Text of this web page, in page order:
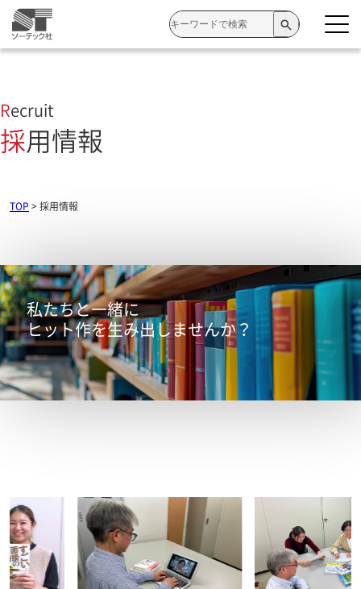
検
索:
Recruit
採用情報
TOP >採用情報
私たちと一緒に
ヒット作を生み出しませんか？